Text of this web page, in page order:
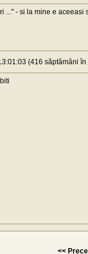
..." - si la mine e aceeasi
(416 săptămâni în
<<